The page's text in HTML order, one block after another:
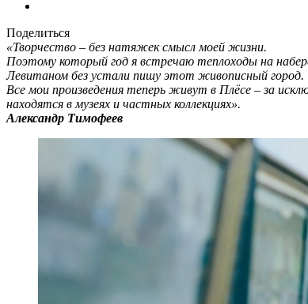
Поделиться
«Творчество – без натяжек смысл моей жизни.
Поэтому который год я встречаю теплоходы на
Левитаном без устали пишу этот живописный город.
Все мои произведения теперь живут в Плёсе – за
находятся в музеях и частных коллекциях».
Александр Тимофеев